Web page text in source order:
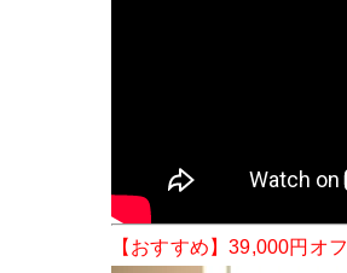
【おすすめ】39,000円オ